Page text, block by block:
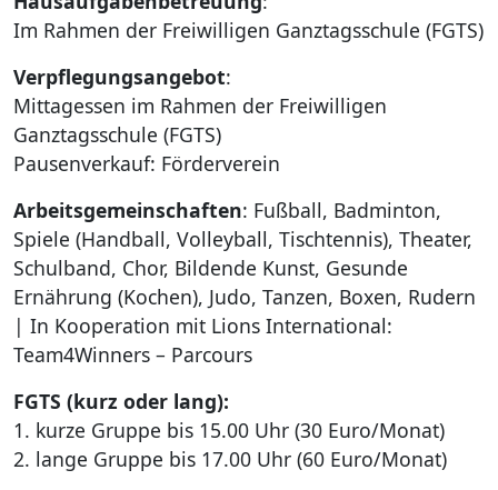
Im Rahmen der Freiwilligen Ganztagsschule (FGTS)
Verpflegungsangebot:
Mittagessen im Rahmen der Freiwilligen
Ganztagsschule (FGTS)
Pausenverkauf: Förderverein
Arbeitsgemeinschaften: Fußball, Badminton,
Spiele (Handball, Volleyball, Tischtennis), Theater,
Schulband, Chor, Bildende Kunst, Gesunde
Ernährung (Kochen), Judo, Tanzen, Boxen, Rudern
| In Kooperation mit Lions International:
Team4Winners – Parcours
FGTS (kurz oder lang):
1. kurze Gruppe bis 15.00 Uhr (30 Euro/Monat)
2. lange Gruppe bis 17.00 Uhr (60 Euro/Monat)